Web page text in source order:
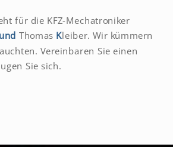
für die KFZ-Mechatroniker
und Thomas Kleiber. Wir kümmern
Vereinbaren Sie einen
Sie sich.